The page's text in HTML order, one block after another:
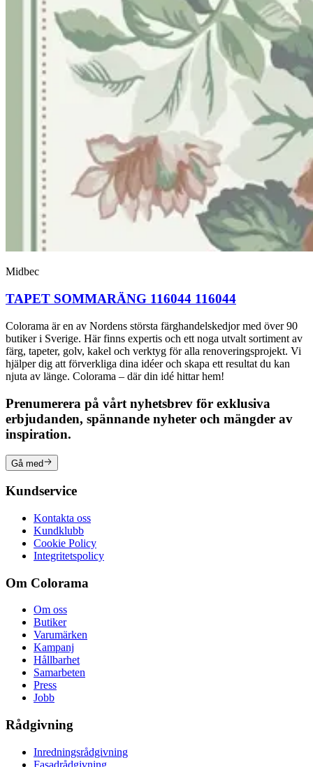
Midbec
TAPET SOMMARÄNG 116044 116044
Colorama är en av Nordens största färghandelskedjor med över 90
butiker i Sverige. Här finns expertis och ett noga utvalt sortiment av
färg, tapeter, golv, kakel och verktyg för alla renoveringsprojekt. Vi
hjälper dig att förverkliga dina idéer och skapa ett resultat du kan
njuta av länge. Colorama – där din idé hittar hem!
Prenumerera på vårt nyhetsbrev för exklusiva
erbjudanden, spännande nyheter och mängder av
inspiration.
Gå med
Kundservice
Kontakta oss
Kundklubb
Cookie Policy
Integritetspolicy
Om Colorama
Om oss
Butiker
Varumärken
Kampanj
Hållbarhet
Samarbeten
Press
Jobb
Rådgivning
Inredningsrådgivning
Fasadrådgivning